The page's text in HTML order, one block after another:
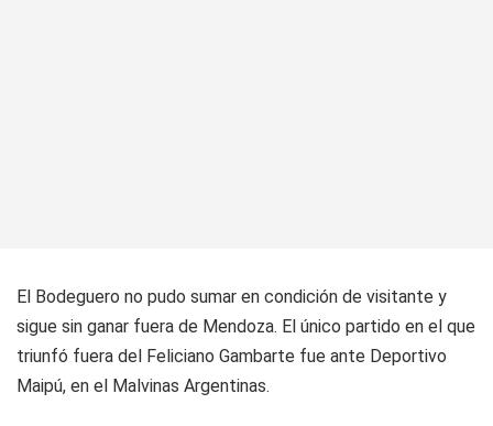
El Bodeguero no pudo sumar en condición de visitante y
sigue sin ganar fuera de Mendoza. El único partido en el que
triunfó fuera del Feliciano Gambarte fue ante Deportivo
Maipú, en el Malvinas Argentinas.